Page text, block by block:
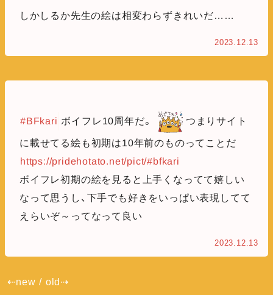
しかしるか先生の絵は相変わらずきれいだ……
2023.12.13
#BFkari ボイフレ10周年だ。 つまりサイト
に載せてる絵も初期は10年前のものってことだ
https://pridehotato.net/pict/#bfkari
ボイフレ初期の絵を見ると上手くなってて嬉しい
なって思うし、下手でも好きをいっぱい表現してて
えらいぞ～ってなって良い
2023.12.13
⇠new / old⇢